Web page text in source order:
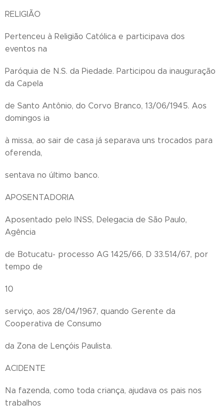
RELIGIÃO
Pertenceu à Religião Católica e participava dos
eventos na
Paróquia de N.S. da Piedade. Participou da inauguração
da Capela
de Santo Antônio, do Corvo Branco, 13/06/1945. Aos
domingos ia
à missa, ao sair de casa já separava uns trocados para
oferenda,
sentava no último banco.
APOSENTADORIA
Aposentado pelo INSS, Delegacia de São Paulo,
Agência
de Botucatu- processo AG 1425/66, D 33.514/67, por
tempo de
10
serviço, aos 28/04/1967, quando Gerente da
Cooperativa de Consumo
da Zona de Lençóis Paulista.
ACIDENTE
Na fazenda, como toda criança, ajudava os pais nos
trabalhos